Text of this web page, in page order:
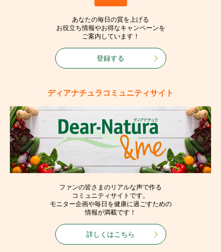
あなたの毎日の質を上げる
お役立ち情報やお得なキャンペーンを
ご案内しています！
登録する
ディアナチュラコミュニティサイト
ファンの皆さまのリアルな声で作る
コミュニティサイトです。
モニター企画や毎日を健康に過ごすための
情報が満載です！
詳しくはこちら